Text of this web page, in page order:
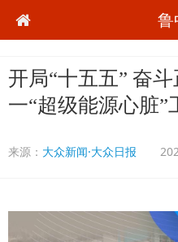
鲁
开局“十五五” 奋
一“超级能源心脏”
来源： 大众新闻·大众日报